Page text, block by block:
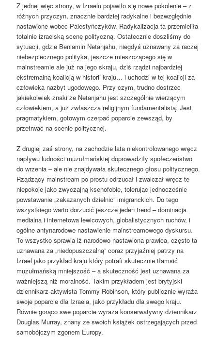
Z jednej więc strony, w Izraelu pojawiło się nowe pokolenie – z
różnych przyczyn, znacznie bardziej radykalne i bezwzględnie
nastawione wobec Palestyńczyków. Radykalizacja ta przemieliła
totalnie izraelską scenę polityczną. Ostatecznie doszliśmy do
sytuacji, gdzie Beniamin Netanjahu, niegdyś uznawany za raczej
niebezpiecznego polityka, jeszcze mieszczącego się w
mainstreamie ale już na jego skraju, dziś rządzi najbardziej
ekstremalną koalicją w historii kraju… i uchodzi w tej koalicji za
człowieka nazbyt ugodowego. Przy czym, trudno dostrzec
jakiekolwiek znaki że Netanjahu jest szczególnie wierzącym
człowiekiem, a już zwłaszcza religijnym fundamentalistą. Jest
pragmatykiem, gotowym czerpać poparcie zewsząd, by
przetrwać na scenie politycznej.
Z drugiej zaś strony, na zachodzie lata niekontrolowanego wręcz
napływu ludności muzułmańskiej doprowadziły społeczeństwo
do wrzenia – ale nie znajdywała skutecznego głosu politycznego.
Rządzący mainstream po prostu odrzucał i zwalczał wręcz te
niepokoje jako zwyczajną ksenofobię, tolerując jednocześnie
powstawanie „zakazanych dzielnic” imigranckich. Do tego
wszystkiego warto dorzucić jeszcze jeden trend – dominacja
medialna i internetowa lewicowych, globalistycznych ruchów, i
ogólne antynarodowe nastawienie mainstreamowego dyskursu.
To wszystko sprawia iż narodowo nastawiona prawica, często ta
uznawana za „niedopuszczalną” coraz przyjaźniej patrzy na
Izrael jako przykład kraju który potrafi skutecznie tłamsić
muzułmańską mniejszość – a skuteczność jest uznawana za
ważniejszą niż moralność. Takim przykładem jest brytyjski
dziennikarz-aktywista Tommy Robinson, który publicznie wyraża
swoje poparcie dla Izraela, jako przykładu dla swego kraju.
Równie gorąco swe poparcie wyraża konserwatywny dziennikarz
Douglas Murray, znany ze swoich książek ostrzegających przed
samobójczym zgonem Europy.